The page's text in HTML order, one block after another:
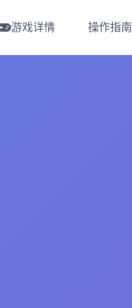
游戏详情 操作指南